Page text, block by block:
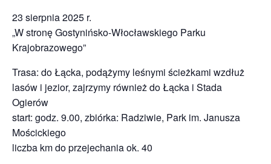
23 sierpnia 2025 r.
„W stronę Gostynińsko-Włocławskiego Parku
Krajobrazowego”
Trasa: do Łącka, podążymy leśnymi ścieżkami wzdłuż
lasów i jezior, zajrzymy również do Łącka i Stada
Ogierów
start: godz. 9.00, zbiórka: Radziwie, Park im. Janusza
Mościckiego
liczba km do przejechania ok. 40